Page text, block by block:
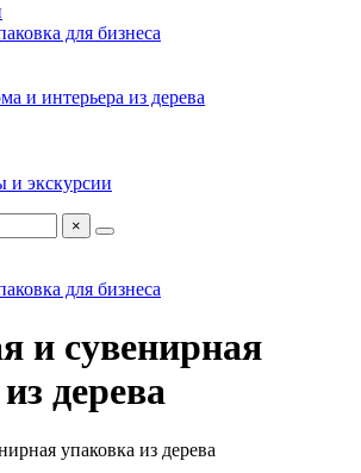
для бизнеса
и интерьера из дерева
и экскурсии
×
для бизнеса
и сувенирная
дерева